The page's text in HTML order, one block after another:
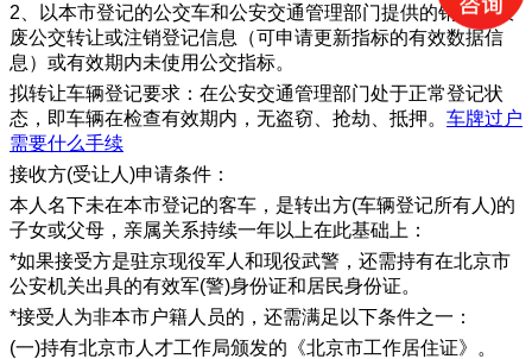
2、以本市登记的公交车和公安交通管理部门提供的销售、报
废公交转让或注销登记信息（可申请更新指标的有效数据信
息）或有效期内未使用公交指标。
拟转让车辆登记要求：在公安交通管理部门处于正常登记状
态，即车辆在检查有效期内，无盗窃、抢劫、抵押。 车牌过户
需要什么手续
接收方(受让人)申请条件：
本人名下未在本市登记的客车，是转出方(车辆登记所有人)的
子女或父母，亲属关系持续一年以上在此基础上：
*如果接受方是驻京现役军人和现役武警，还需持有在北京市
公安机关出具的有效军(警)身份证和居民身份证。
*接受人为非本市户籍人员的，还需满足以下条件之一：
(一)持有北京市人才工作局颁发的《北京市工作居住证》。